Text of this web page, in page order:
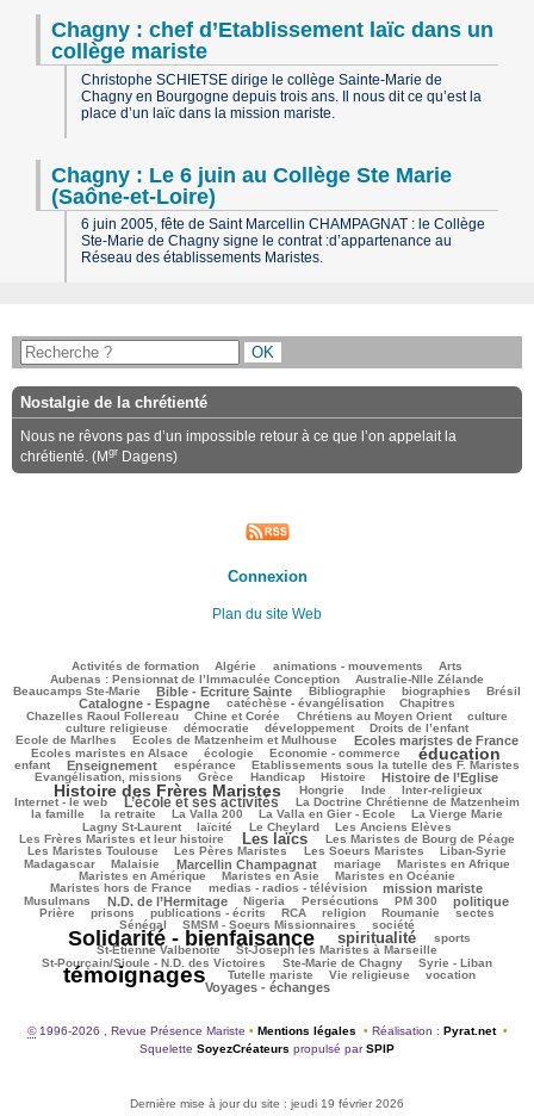
Chagny : chef d’Etablissement laïc dans un
collège mariste
Christophe SCHIETSE dirige le collège Sainte-Marie de
Chagny en Bourgogne depuis trois ans. Il nous dit ce qu’est la
place d’un laïc dans la mission mariste.
Chagny : Le 6 juin au Collège Ste Marie
(Saône-et-Loire)
6 juin 2005, fête de Saint Marcellin CHAMPAGNAT : le Collège
Ste-Marie de Chagny signe le contrat :d’appartenance au
Réseau des établissements Maristes.
Nostalgie de la chrétienté
Nous ne rêvons pas d’un impossible retour à ce que l’on appelait la
chrétienté. (Mgr Dagens)
Connexion
Plan du site Web
Activités de formation Algérie animations - mouvements Arts
Aubenas : Pensionnat de l’Immaculée Conception
31/1647 Australie-Nlle Zélande
45/1647
Beaucamps Ste-Marie
369/1647 Bible - Ecriture Sainte
30/1647 Bibliographie
312/1647 biographies
109/1647 Brésil
404/1647
Catalogne - Espagne catéchèse - évangélisation Chapitres
Chazelles Raoul Follereau
73/1647 Chine et Corée
109/1647 Chrétiens au Moyen Orient
209/1647 culture
27/1647
culture religieuse
démocratie développement Droits de l’enfant
Ecole de Marlhes
102/1647 Ecoles de Matzenheim et Mulhouse
458/1647 Ecoles maristes de France
149/1647
Ecoles maristes en Alsace
312/1647 écologie
66/1647 Economie - commerce
970/1647 éducation
90/1647
enfant
487/1647 Enseignement
102/1647 espérance
32/1647 Etablissements sous la tutelle des F. Maristes
113/1647
Evangélisation, missions
326/1647 Grèce
53/1647 Handicap
142/1647 Histoire
416/1647 Histoire de l’Eglise
978/1647
Histoire des Frères Maristes Hongrie Inde Inter-religieux
118/1647
Internet - le web
570/1647 L’école et ses activités
15/1647 La Doctrine Chrétienne de Matzenheim
216/1647
la famille
76/1647 la retraite
30/1647 La Valla 200
44/1647 La Valla en Gier - Ecole
332/1647 La Vierge Marie
226/1647
Lagny St-Laurent
laïcité Le Cheylard Les Anciens Elèves
Les Frères Maristes et leur histoire
850/1647 Les laïcs
232/1647 Les Maristes de Bourg de Péage
214/1647
Les Maristes Toulouse
228/1647 Les Pères Maristes
161/1647 Les Soeurs Maristes
82/1647 Liban-Syrie
106/1647
Madagascar
15/1647 Malaisie
519/1647 Marcellin Champagnat
15/1647 mariage
172/1647 Maristes en Afrique
144/1647
Maristes en Amérique
Maristes en Asie Maristes en Océanie
Maristes hors de France
164/1647 medias - radios - télévision
507/1647 mission mariste
42/1647
Musulmans
447/1647 N.D. de l’Hermitage
25/1647 Nigeria
109/1647 Persécutions
93/1647 PM 300
404/1647 politique
119/1647
Prière
61/1647 prisons
174/1647 publications - écrits
170/1647 RCA
142/1647 religion
27/1647 Roumanie
14/1647 sectes
31/1647
Sénégal
SMSM - Soeurs Missionnaires société
Solidarité - bienfaisance spiritualité sports
St-Etienne Valbenoîte
St-Joseph les Maristes à Marseille
St-Pourçain/Sioule - N.D. des Victoires
35/1647 Ste-Marie de Chagny
19/1647 Syrie - Liban
1647/1647
témoignages Tutelle mariste Vie religieuse vocation
Voyages - échanges
©1996-2026 , Revue Présence Mariste • Mentions légales • Réalisation : Pyrat.net •
Squelette SoyezCréateurs propulsé parSPIP
Dernière mise à jour du site : jeudi 19 février 2026